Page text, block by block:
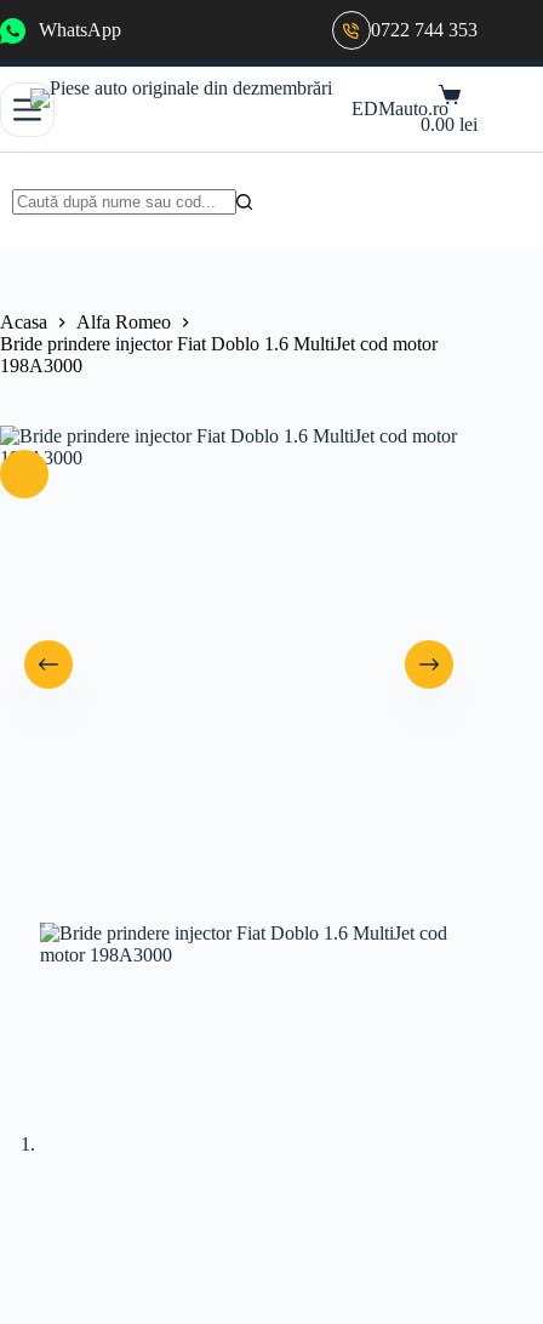
la
WhatsApp 0722 744 353
EDMauto.ro
Coș
de
cumpărături
0.00lei
Acasa
Alfa Romeo
Bride prindere injector Fiat Doblo 1.6 MultiJet cod motor
198A3000